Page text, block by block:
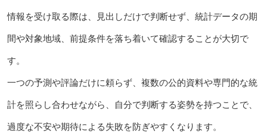
情報を受け取る際は、見出しだけで判断せず、統計データの期
間や対象地域、前提条件を落ち着いて確認することが大切で
す。
一つの予測や評論だけに頼らず、複数の公的資料や専門的な統
計を照らし合わせながら、自分で判断する姿勢を持つことで、
過度な不安や期待による失敗を防ぎやすくなります。